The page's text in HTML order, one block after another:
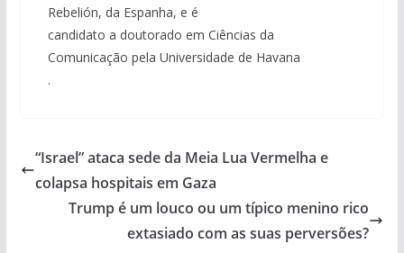
Rebelión, da Espanha, e é
candidato a doutorado em Ciências da
Comunicação pela Universidade de Havana
.
“Israel” ataca sede da Meia Lua Vermelha e
colapsa hospitais em Gaza
Trump é um louco ou um típico menino rico
extasiado com as suas perversões?